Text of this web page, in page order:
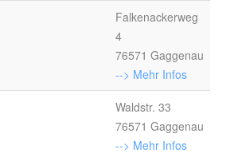
Falkenackerweg
4
76571 Gaggenau
--> Mehr Infos
Waldstr. 33
76571 Gaggenau
--> Mehr Infos